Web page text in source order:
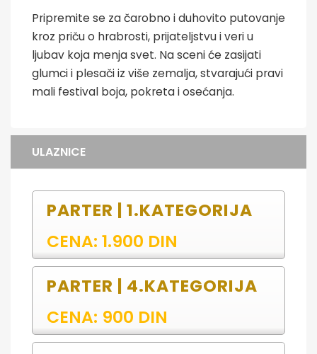
Pripremite se za čarobno i duhovito putovanje
kroz priču o hrabrosti, prijateljstvu i veri u
ljubav koja menja svet. Na sceni će zasijati
glumci i plesači iz više zemalja, stvarajući pravi
mali festival boja, pokreta i osećanja.
ULAZNICE
PARTER | 1.KATEGORIJA
CENA: 1.900 DIN
PARTER | 4.KATEGORIJA
CENA: 900 DIN